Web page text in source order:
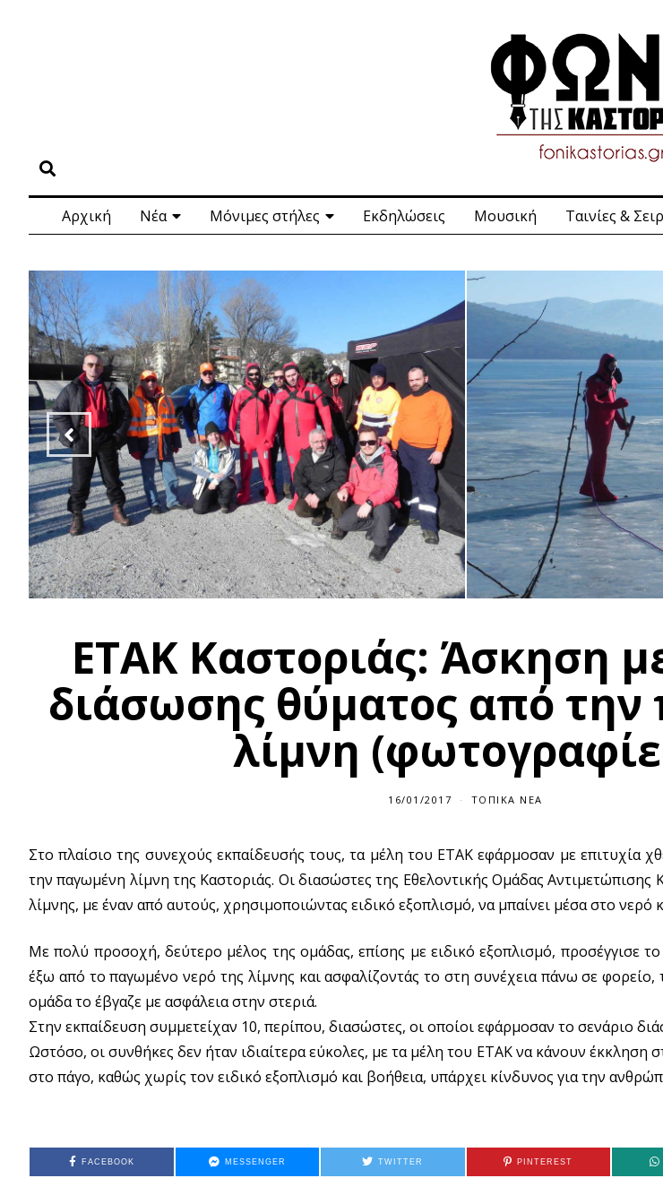
Αρχική Νέα Μόνιμες στήλες Εκδηλώσεις Μουσική Ταινίες &
ΕΤΑΚ Καστοριάς: Άσκηση
διάσωσης θύματος από
λίμνη
16/01/2017 ΤΟΠΙΚΆ ΝΈΑ
Στο πλαίσιο της συνεχούς εκπαίδευσής τους, τα μέλη του ΕΤΑΚ εφάρμοσαν με επιτυχία
την παγωμένη λίμνη της Καστοριάς. Οι διασώστες της Εθελοντικής Ομάδας
λίμνης, με έναν από αυτούς, χρησιμοποιώντας ειδικό εξοπλισμό, να μπαίνει μέσα στο νερό
Με πολύ προσοχή, δεύτερο μέλος της ομάδας, επίσης με ειδικό εξοπλισμό, προσέγγισε
έξω από το παγωμένο νερό της λίμνης και ασφαλίζοντάς το στη συνέχεια πάνω σε
ομάδα το έβγαζε με ασφάλεια στην στεριά.
Στην εκπαίδευση συμμετείχαν 10, περίπου, διασώστες, οι οποίοι εφάρμοσαν το σενάριο
Ωστόσο, οι συνθήκες δεν ήταν ιδιαίτερα εύκολες, με τα μέλη του ΕΤΑΚ να κάνουν έκκληση
στο πάγο, καθώς χωρίς τον ειδικό εξοπλισμό και βοήθεια, υπάρχει κίνδυνος για την
FACEBOOK MESSENGER TWITTER PINTEREST